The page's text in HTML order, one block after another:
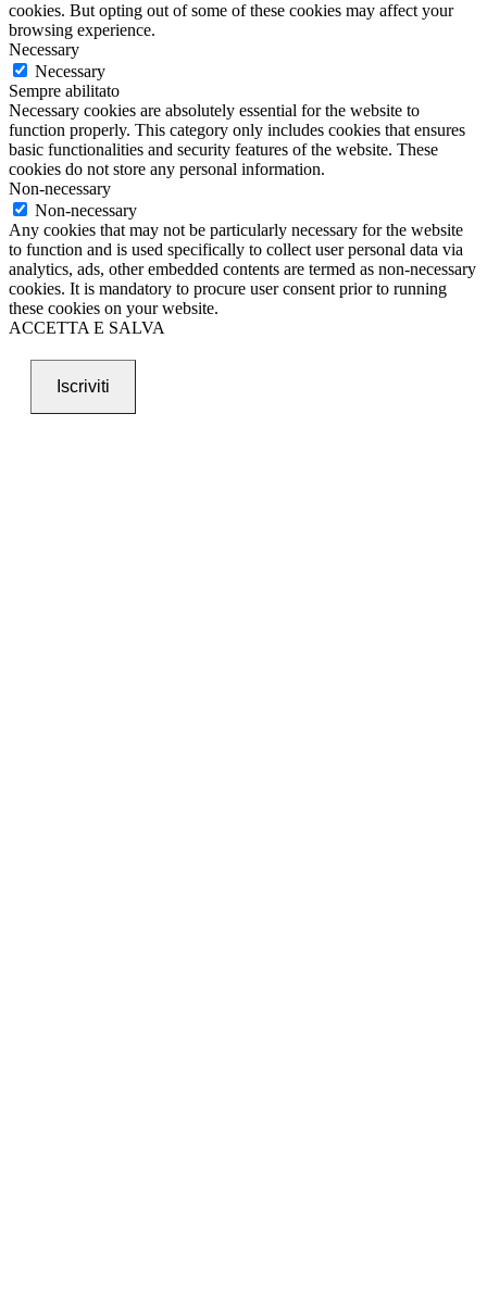
cookies. But opting out of some of these cookies may affect your
browsing experience.
Necessary
Necessary
Sempre abilitato
Necessary cookies are absolutely essential for the website to
function properly. This category only includes cookies that ensures
basic functionalities and security features of the website. These
cookies do not store any personal information.
Non-necessary
Non-necessary
Any cookies that may not be particularly necessary for the website
to function and is used specifically to collect user personal data via
analytics, ads, other embedded contents are termed as non-necessary
cookies. It is mandatory to procure user consent prior to running
these cookies on your website.
ACCETTA E SALVA
Iscriviti